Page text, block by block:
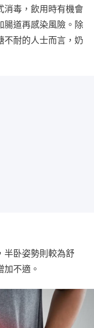
消毒，飲用時有機會
腸道再感染風險。除
不耐的人士而言，奶
半卧姿勢則較為舒
不適。